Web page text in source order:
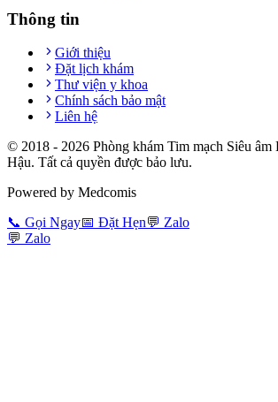
Thông tin
Giới thiệu
Đặt lịch khám
Thư viện y khoa
Chính sách bảo mật
Liên hệ
© 2018 - 2026 Phòng khám Tim mạch Siêu âm
Hậu. Tất cả quyền được bảo lưu.
Powered by Medcomis
📞 Gọi Ngay📅 Đặt Hẹn💬 Zalo
💬 Zalo